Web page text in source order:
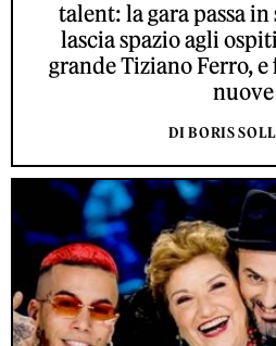
talent: la gara passa
lascia spazio agli
grande Tiziano Ferro,
nuove
DI BORIS